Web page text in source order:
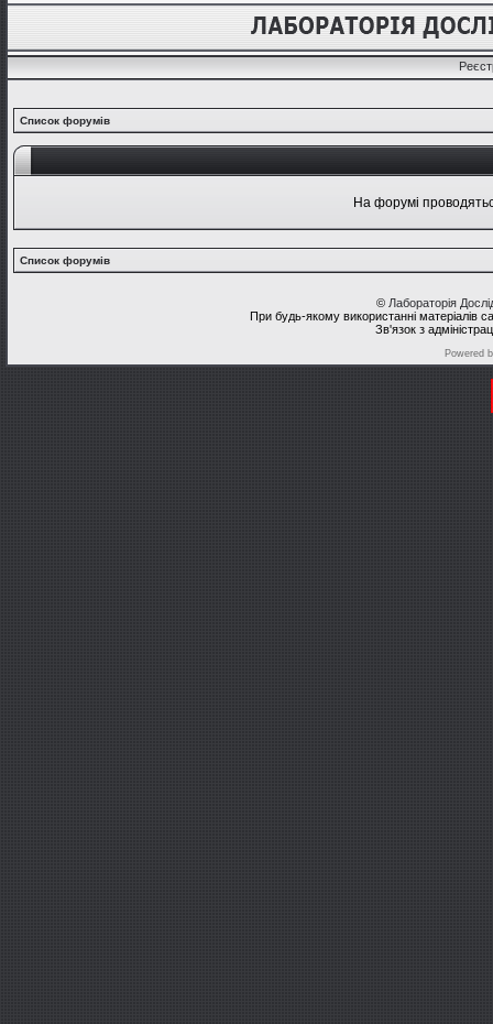
Список форумів
На форумі
Список форумів
© Лабораторія
При будь-якому використанні матеріалів
Зв'язок з
Powered